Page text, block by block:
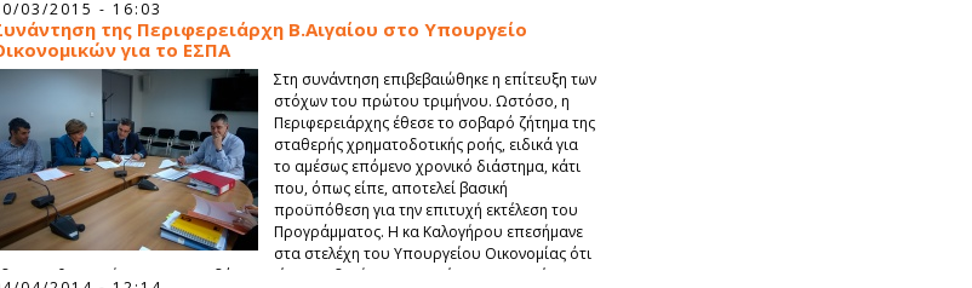
03/2015 - 16:03
της Περιφερειάρχη Β.Αιγαίου στο Υπουργείο
για το ΕΣΠΑ
Στη συνάντηση επιβεβαιώθηκε η επίτευξη των
στόχων του πρώτου τριμήνου. Ωστόσο, η
Περιφερειάρχης έθεσε το σοβαρό ζήτημα της
σταθερής χρηματοδοτικής ροής, ειδικά για
το αμέσως επόμενο χρονικό διάστημα, κάτι
που, όπως είπε, αποτελεί βασική
προϋπόθεση για την επιτυχή εκτέλεση του
Προγράμματος. Η κα Καλογήρου επεσήμανε
στα στελέχη του Υπουργείου Οικονομίας ότι
οι καθυστερήσεις χρηματοδότησης έχουν οδηγήσει σε επιμέρους χρονικές